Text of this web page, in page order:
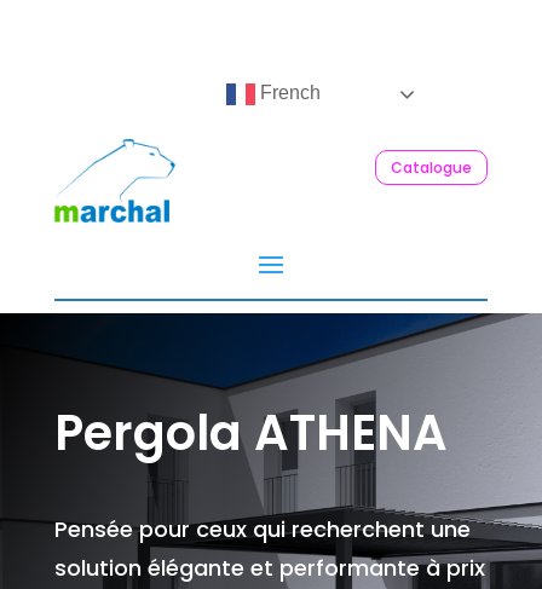
French
Catalogue
Pergola ATHENA
Pensée pour ceux qui recherchent une
solution élégante et performante à prix